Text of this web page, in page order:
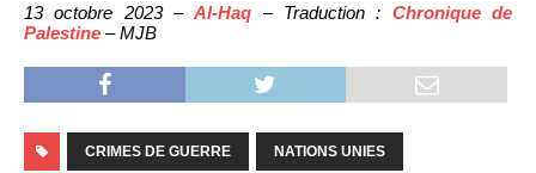
13 octobre 2023 –Al-Haq – Traduction : Chronique de
Palestine – MJB
CRIMES DE GUERRE NATIONS UNIES